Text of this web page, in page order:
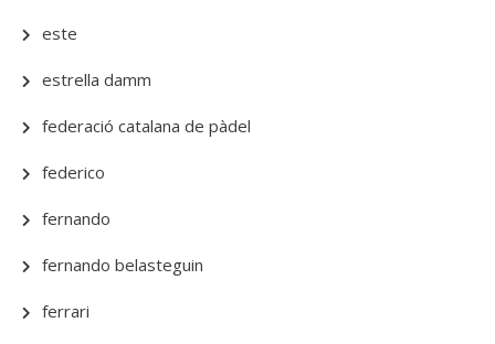
este
estrella damm
federació catalana de pàdel
federico
fernando
fernando belasteguin
ferrari